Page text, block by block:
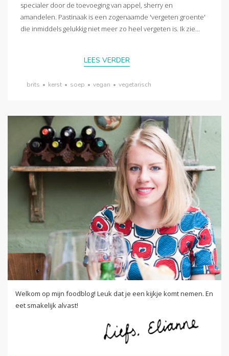
specialer door de toevoeging van appel, sherry en
amandelen. Pastinaak is een zogenaamde 'vergeten groente'
die inmiddels gelukkig niet meer zo heel vergeten is. Ik zie...
LEES VERDER
brits • kerst • soep • vegan • vegetarisch
Welkom op mijn foodblog! Leuk dat je een kijkje komt nemen. En
eet smakelijk alvast!